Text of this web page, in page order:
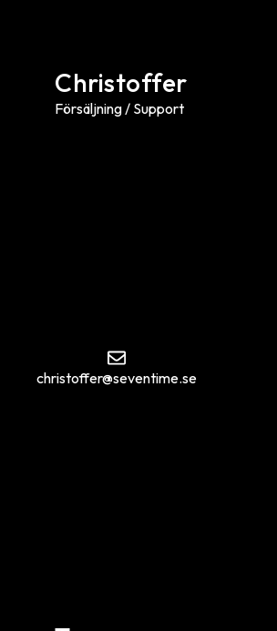
Christoffer
Försäljning / Support
christoffer@seventime.se